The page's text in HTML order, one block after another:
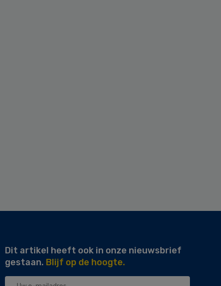
Dit artikel heeft ook in onze nieuwsbrief
gestaan. Blijf op de hoogte.
Uw